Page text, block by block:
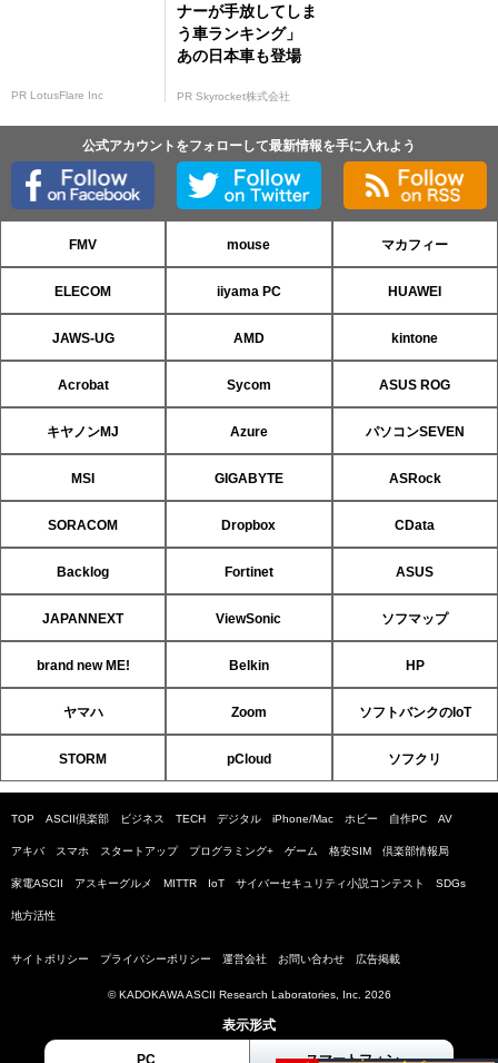
PR LotusFlare Inc
ナーが手放してしま
う車ランキング」
あの日本車も登場
PR Skyrocket株式会社
公式アカウントをフォローして最新情報を手に入れよう
FMV mouse マカフィー
ELECOM iiyama PC HUAWEI
JAWS-UG AMD kintone
Acrobat Sycom ASUS ROG
キヤノンMJ Azure パソコンSEVEN
MSI GIGABYTE ASRock
SORACOM Dropbox CData
Backlog Fortinet ASUS
JAPANNEXT ViewSonic ソフマップ
brand new ME! Belkin HP
ヤマハ Zoom ソフトバンクのIoT
STORM pCloud ソフクリ
TOP ASCII倶楽部 ビジネス TECH デジタル iPhone/Mac ホビー 自作PC AV
アキバ スマホ スタートアップ プログラミング+ ゲーム 格安SIM 倶楽部情報局
家電ASCII アスキーグルメ MITTR IoT サイバーセキュリティ小説コンテスト SDGs
地方活性
サイトポリシー プライバシーポリシー 運営会社 お問い合わせ 広告掲載
© KADOKAWA ASCII Research Laboratories, Inc. 2026
表示形式
PC スマートフォン